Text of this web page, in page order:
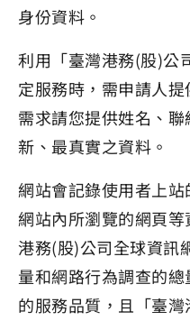
身份資料。
利用「臺灣港務(股)公
定服務時，需申請人
需求請您提供姓名、
新、最真實之資料。
網站會記錄使用者上
網站內所瀏覽的網頁
港務(股)公司全球資訊
量和網路行為調查的
的服務品質，且「臺灣